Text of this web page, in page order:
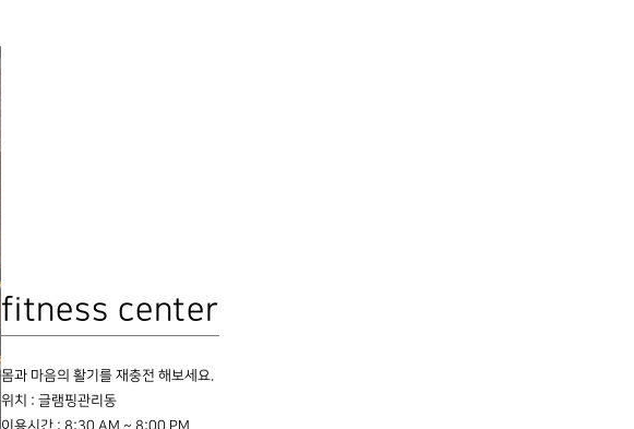
fitness center
몸과 마음의 활기를 재충전 해보세요.
위치 : 글램핑관리동
이용시간 : 8:30 AM ~ 8:00 PM